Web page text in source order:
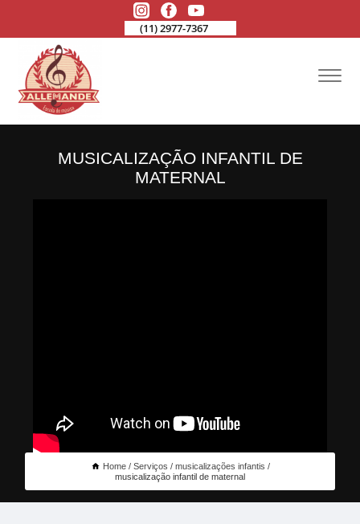
(11) 2977-7367
MUSICALIZAÇÃO INFANTIL DE
MATERNAL
Home Serviços
musicalizações infantis
musicalização infantil de maternal